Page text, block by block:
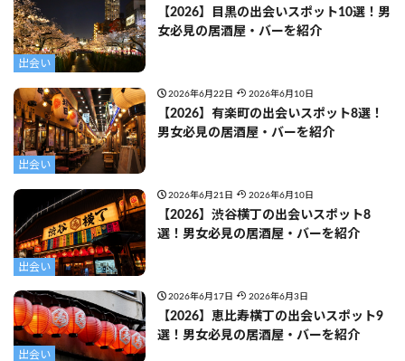
出会い
【2026】目黒の出会いスポット10選！男
女必見の居酒屋・バーを紹介
出会い
2026年6月22日 2026年6月10日
【2026】有楽町の出会いスポット8選！
男女必見の居酒屋・バーを紹介
出会い
2026年6月21日 2026年6月10日
【2026】渋谷横丁の出会いスポット8
選！男女必見の居酒屋・バーを紹介
出会い
2026年6月17日 2026年6月3日
【2026】恵比寿横丁の出会いスポット9
選！男女必見の居酒屋・バーを紹介